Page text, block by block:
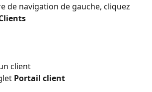
de navigation de gauche, cliquez
client
Portail client